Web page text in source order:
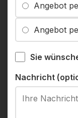
Angebot
Angebot
Sie
Nachricht